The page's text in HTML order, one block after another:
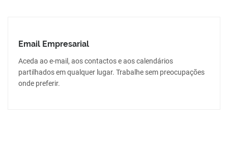
Email Empresarial
Aceda ao e-mail, aos contactos e aos calendários
partilhados em qualquer lugar. Trabalhe sem preocupações
onde preferir.